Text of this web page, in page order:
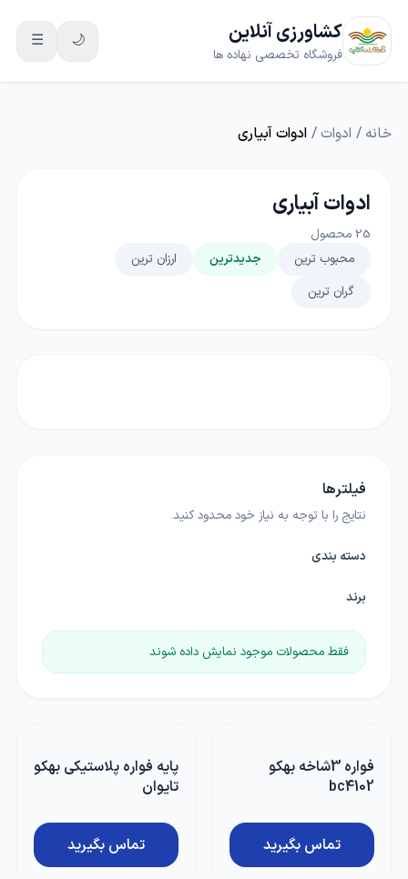
کشاورزی آنلاین
فروشگاه تخصصی نهاده ها
🌙
☰
خانه / ادوات/ ادوات آبیاری
ادوات آبیاری
25محصول
محبوب ترین
جدیدترین
ارزان ترین
گران ترین
فیلترها
نتایج را با توجه به نیاز خود محدود کنید.
دسته بندی
برند
فقط محصولات موجود نمایش داده شوند
فواره 3شاخه بهکو
bc4102
تماس بگیرید
پایه فواره پلاستیکی بهکو
تایوان
تماس بگیرید